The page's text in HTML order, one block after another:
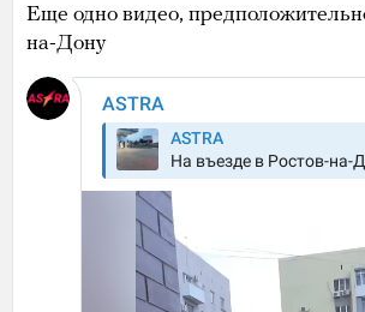
Еще одно видео,
на-Дону